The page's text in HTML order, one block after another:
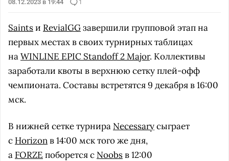
08.12.2023 в 19:44 1
Saintsи RevialGGзавершили групповой этап на
первых местах в своих турнирных таблицах
наWINLINE EPIC Standoff 2 Major. Коллективы
заработали квоты в верхнюю сетку плей-офф
чемпионата. Составы встретятся 9 декабря в 16:00
мск.
В нижней сетке турнира Necessaryсыграет
с Horizonв 14:00 мск того же дня,
а FORZE поборется с Noobsв 12:00